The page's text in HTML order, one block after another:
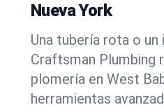
Nueva York
Una tubería rota o
Craftsman Plumbing
plomería en West
herramientas